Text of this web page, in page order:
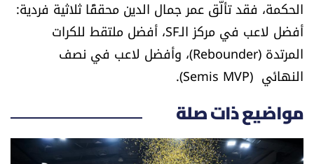
الحكمة، فقد تألّق عمر جمال الدين محققًا ثلاثية فردية:
أفضل لاعب في مركز الـSF، أفضل ملتقط للكرات
المرتدة (Rebounder)، وأفضل لاعب في نصف
النهائي (Semis MVP).
مواضيع ذات صلة